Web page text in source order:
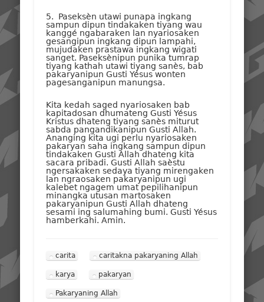
5. Paseksèn utawi punapa ingkang
sampun dipun tindakaken tiyang wau
kanggé ngabaraken lan nyariosaken
gesangipun ingkang dipun lampahi,
mujudaken prastawa ingkang wigati
sanget. Paseksènipun punika tumrap
tiyang kathah utawi tiyang sanès, bab
pakaryanipun Gusti Yésus wonten
pagesanganipun manungsa.
Kita kedah saged nyariosaken bab
kapitadosan dhumateng Gusti Yésus
Kristus dhateng tiyang sanès miturut
sabda pangandikanipun Gusti Allah.
Ananging kita ugi perlu nyariosaken
pakaryan saha ingkang sampun dipun
tindakaken Gusti Allah dhateng kita
sacara pribadi. Gusti Allah saèstu
ngersakaken sedaya tiyang mirengaken
lan ngraosaken pakaryanipun ugi
kalebet ngagem umat pepilihanipun
minangka utusan martosaken
pakaryanipun Gusti Allah dhateng
sesami ing salumahing bumi. Gusti Yésus
hamberkahi. Amin.
carita caritakna pakaryaning Allah
karya pakaryan
Pakaryaning Allah